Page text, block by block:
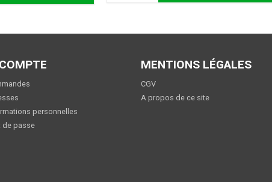
personnelles
de passe
MENTIONS LÉGALES
CGV
A propos de ce site